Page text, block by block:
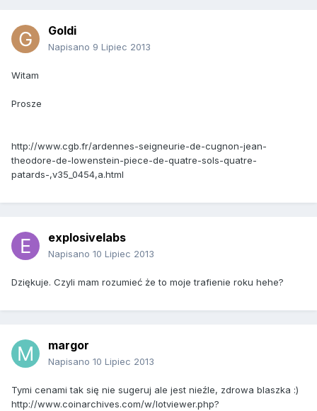
Goldi
Napisano 9 Lipiec 2013
Witam
Prosze
http://www.cgb.fr/ardennes-seigneurie-de-cugnon-jean-
theodore-de-lowenstein-piece-de-quatre-sols-quatre-
patards-,v35_0454,a.html
explosivelabs
Napisano 10 Lipiec 2013
Dziękuje. Czyli mam rozumieć że to moje trafienie roku hehe?
margor
Napisano 10 Lipiec 2013
Tymi cenami tak się nie sugeruj ale jest nieźle, zdrowa blaszka :)
http://www.coinarchives.com/w/lotviewer.php?